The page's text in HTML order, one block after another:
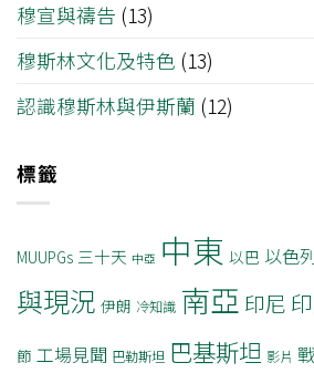
穆宣與禱告 (13)
穆斯林文化及特色 (13)
認識穆斯林與伊斯蘭 (12)
標籤
MUUPGs 三十天 中亞 中東 以巴 以色
與現況 伊朗 冷知識 南亞 印尼
節 工場見聞 巴勒斯坦 巴基斯坦 影片